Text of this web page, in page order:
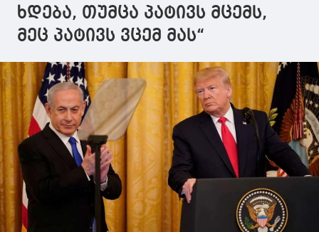
ხდება, თუმცა პატივს მცემს,
მეც პატივს ვცემ მას“